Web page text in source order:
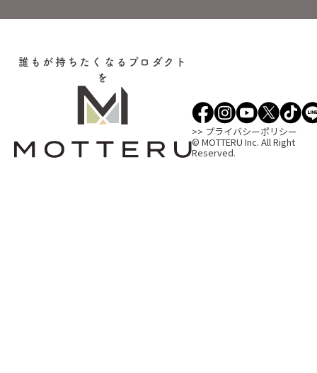
誰もが持ちたくなるプロダクト
を
>> プライバシーポリシー
© MOTTERU Inc. All Right
Reserved.